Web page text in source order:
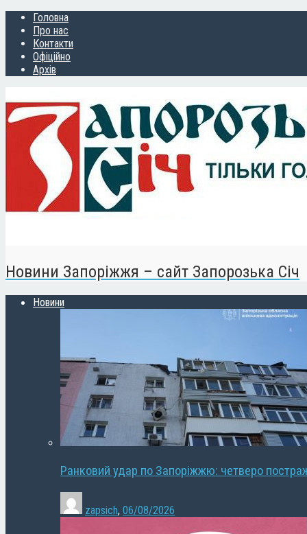
Головна
Про нас
Контакти
Офіційно
Архів
Новини Запоріжжя – сайт Запорозька Січ
Новини
Ранковий удар по Запоріжжю: четверо
zapsich, 06/08/2026